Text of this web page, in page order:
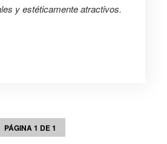
y estéticamente atractivos.
PÁGINA 1 DE 1